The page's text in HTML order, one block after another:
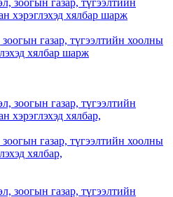
газар, түгээлтийн хоолны
хялбар шарж
газар, түгээлтийн хоолны
хялбар,